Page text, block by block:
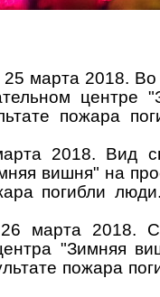
марта 2018.
центре
пожара
2018. Вид
вишня" на
погибли
марта 2018.
"Зимняя
пожара